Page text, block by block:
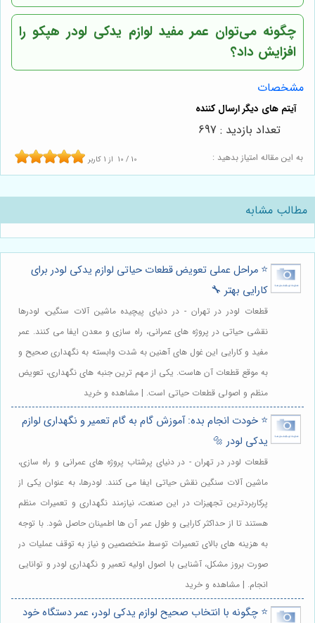
چگونه می‌توان عمر مفید لوازم یدکی لودر هپکو را
افزایش داد؟
مشخصات
به این مقاله امتیاز بدهید : 10 / 10 از 1 کاربر
تعداد بازدید : 697
مطالب مشابه
⭐️ مراحل عملی تعویض قطعات حیاتی لوازم یدکی لودر برای
کارایی بهتر 🔧
قطعات لودر در تهران - در دنیای پیچیده ماشین آلات سنگین، لودرها
نقشی حیاتی در پروژه های عمرانی، راه سازی و معدن ایفا می کنند. عمر
مفید و کارایی این غول های آهنین به شدت وابسته به نگهداری صحیح و
به موقع قطعات آن هاست. یکی از مهم ترین جنبه های نگهداری، تعویض
منظم و اصولی قطعات حیاتی است. | مشاهده و خرید
⭐️ خودت انجام بده: آموزش گام به گام تعمیر و نگهداری لوازم
یدکی لودر 🔩
قطعات لودر در تهران - در دنیای پرشتاب پروژه های عمرانی و راه سازی،
ماشین آلات سنگین نقش حیاتی ایفا می کنند. لودرها، به عنوان یکی از
پرکاربردترین تجهیزات در این صنعت، نیازمند نگهداری و تعمیرات منظم
هستند تا از حداکثر کارایی و طول عمر آن ها اطمینان حاصل شود. با توجه
به هزینه های بالای تعمیرات توسط متخصصین و نیاز به توقف عملیات در
صورت بروز مشکل، آشنایی با اصول اولیه تعمیر و نگهداری لودر و توانایی
انجام. | مشاهده و خرید
⭐️ چگونه با انتخاب صحیح لوازم یدکی لودر، عمر دستگاه خود